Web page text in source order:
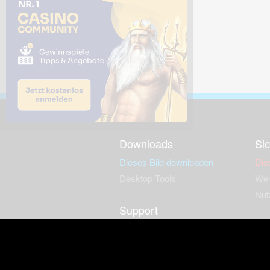
Downloads
Dieses Bild downloaden
Support